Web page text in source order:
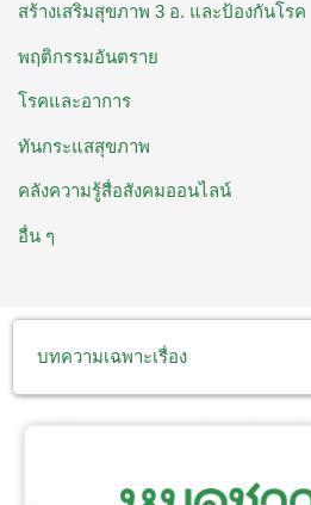
สร้างเสริมสุขภาพ 3 อ. ​และป้องกันโรค
พฤติกรรมอันตราย
โรคและอาการ
ทันกระแสสุขภาพ
คลังความรู้สื่อสังคมออนไลน์
อื่น ๆ
บทความเฉพาะเรื่อง